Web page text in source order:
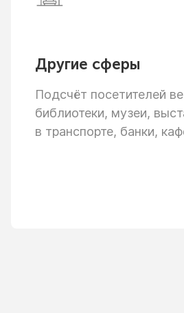
Другие сферы
Подсчёт посетителей
библиотеки, музеи,
в транспорте, банки,